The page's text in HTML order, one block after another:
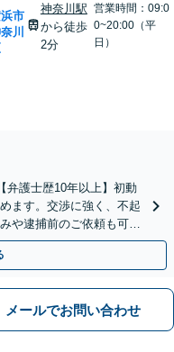
市
川
神奈川駅
から徒歩
2分
営業時間：09:0
0~20:00（平
日）
弁護士歴10年以上】初動
ます。交渉に強く、不起
や逮捕前のご依頼も可能
駅7分】
メールでお問い合わせ